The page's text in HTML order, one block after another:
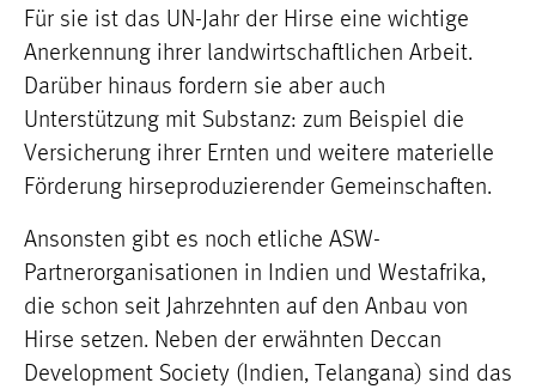
Für sie ist das UN-Jahr der Hirse eine wichtige
Anerkennung ihrer landwirtschaftlichen Arbeit.
Darüber hinaus fordern sie aber auch
Unterstützung mit Substanz: zum Beispiel die
Versicherung ihrer Ernten und weitere materielle
Förderung hirseproduzierender Gemeinschaften.
Ansonsten gibt es noch etliche ASW-
Partnerorganisationen in Indien und Westafrika,
die schon seit Jahrzehnten auf den Anbau von
Hirse setzen. Neben der erwähnten Deccan
Development Society (Indien, Telangana) sind das